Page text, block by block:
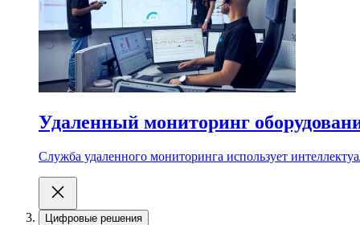
Удаленный мониторинг
Служба удаленного мониторинга использует
Цифровые решения